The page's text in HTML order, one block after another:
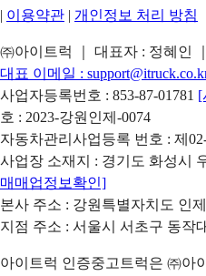
| 이용약관 | 개인정보 처리 방침
㈜아이트럭 ｜ 대표자 : 정혜인
대표 이메일 :
사업자등록번호 : 853-87-01781 [
호 : 2023-강원인제-0074
자동차관리사업등록 번호 : 제
사업장 소재지 : 경기도 화성시
매매업정보확인]
본사 주소 : 강원특별자치도 인
지점 주소 : 서울시 서초구 동작
아이트럭 인증중고트럭은 ㈜아